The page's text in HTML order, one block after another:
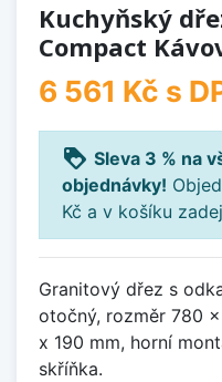
Kuchyňský
Compact
6 561 Kč s
loyalty Sleva 3 % na
objednávky!
Kč a v košíku
Granitový dřez s
otočný, rozměr 780
x 190 mm, horní
skříňka.